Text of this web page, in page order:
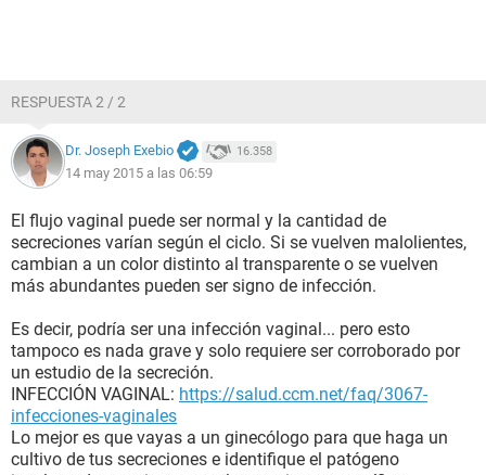
RESPUESTA 2 / 2
Dr. Joseph Exebio 16.358
14 may 2015 a las 06:59
El flujo vaginal puede ser normal y la cantidad de
secreciones varían según el ciclo. Si se vuelven malolientes,
cambian a un color distinto al transparente o se vuelven
más abundantes pueden ser signo de infección.
Es decir, podría ser una infección vaginal... pero esto
tampoco es nada grave y solo requiere ser corroborado por
un estudio de la secreción.
INFECCIÓN VAGINAL: https://salud.ccm.net/faq/3067-
infecciones-vaginales
Lo mejor es que vayas a un ginecólogo para que haga un
cultivo de tus secreciones e identifique el patógeno